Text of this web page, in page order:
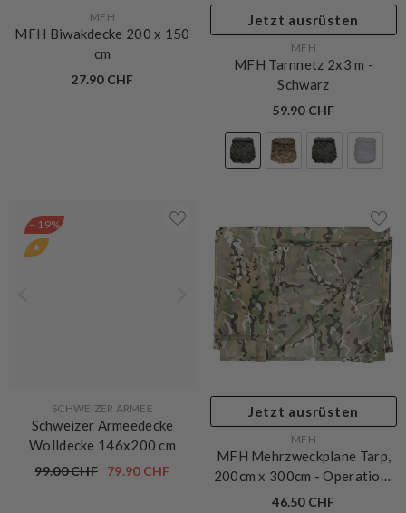
MFH
MFH Biwakdecke 200 x 150
cm
27.90 CHF
Jetzt ausrüsten
MFH
MFH Tarnnetz 2x3 m -
Schwarz
59.90 CHF
– 19%
★
VERKÄUFERIN:SCHWEIZER ARMEE
Schweizer Armeedecke
Wolldecke 146x200 cm
99.00 CHF 79.90 CHF
Jetzt ausrüsten
MFH
MFH Mehrzweckplane Tarp,
200cm x 300cm - Operation-
Camo
46.50 CHF